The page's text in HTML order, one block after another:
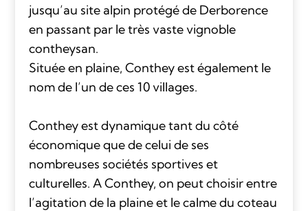
jusqu’au site alpin protégé de Derborence
en passant par le très vaste vignoble
contheysan.
Située en plaine, Conthey est également le
nom de l’un de ces 10 villages.
Conthey est dynamique tant du côté
économique que de celui de ses
nombreuses sociétés sportives et
culturelles. A Conthey, on peut choisir entre
l’agitation de la plaine et le calme du coteau